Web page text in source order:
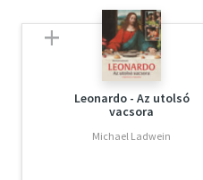
Leonardo - Az utolsó
vacsora
Michael Ladwein